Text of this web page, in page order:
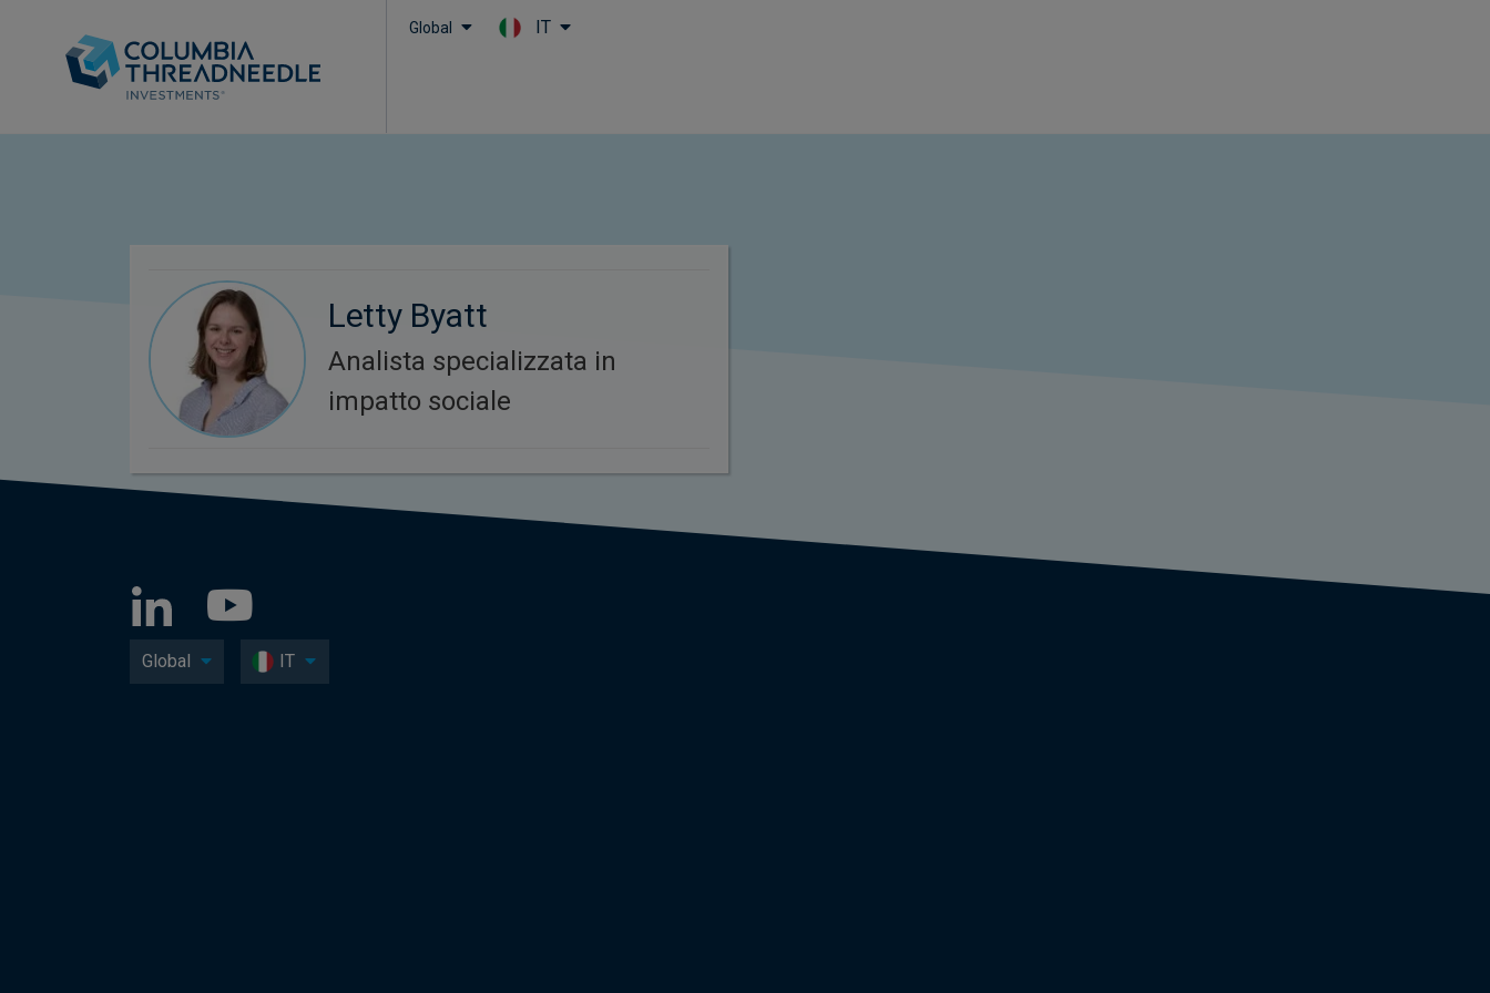
Global IT
Letty Byatt
Analista specializzata in
impatto sociale
Global IT